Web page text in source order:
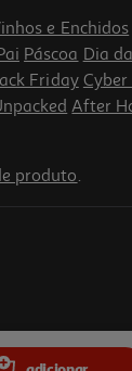
e Enchidos
Páscoa Dia
Friday
After
produto.